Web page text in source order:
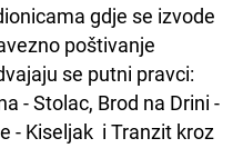
gdje se izvode
poštivanje
se putni pravci:
- Stolac, Brod na Drini -
- Kiseljak i Tranzit kroz